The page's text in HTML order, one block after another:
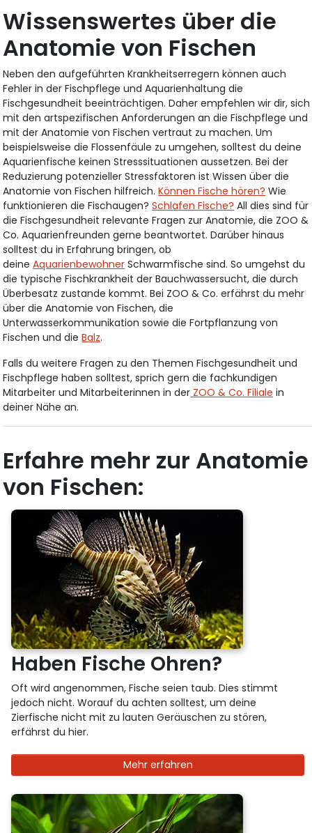
Wissenswertes über die
Anatomie von Fischen
Neben den aufgeführten Krankheitserregern können auch
Fehler in der Fischpflege und Aquarienhaltung die
Fischgesundheit beeinträchtigen. Daher empfehlen wir dir, sich
mit den artspezifischen Anforderungen an die Fischpflege und
mit der Anatomie von Fischen vertraut zu machen. Um
beispielsweise die Flossenfäule zu umgehen, solltest du deine
Aquarienfische keinen Stresssituationen aussetzen. Bei der
Reduzierung potenzieller Stressfaktoren ist Wissen über die
Anatomie von Fischen hilfreich.Können Fische hören? Wie
funktionieren die Fischaugen?Schlafen Fische? All dies sind für
die Fischgesundheit relevante Fragen zur Anatomie, die ZOO &
Co. Aquarienfreunden gerne beantwortet. Darüber hinaus
solltest du in Erfahrung bringen, ob
deineAquarienbewohner Schwarmfische sind. So umgehst du
die typische Fischkrankheit der Bauchwassersucht, die durch
Überbesatz zustande kommt. Bei ZOO & Co. erfährst du mehr
über die Anatomie von Fischen, die
Unterwasserkommunikation sowie die Fortpflanzung von
Fischen und dieBalz.
Falls du weitere Fragen zu den Themen Fischgesundheit und
Fischpflege haben solltest, sprich gern die fachkundigen
Mitarbeiter und Mitarbeiterinnen in der ZOO & Co. Filiale in
deiner Nähe an.
Erfahre mehr zur Anatomie
von Fischen:
Haben Fische Ohren?
Oft wird angenommen, Fische seien taub. Dies stimmt
jedoch nicht. Worauf du achten solltest, um deine
Zierfische nicht mit zu lauten Geräuschen zu stören,
erfährst du hier.
Mehr erfahren